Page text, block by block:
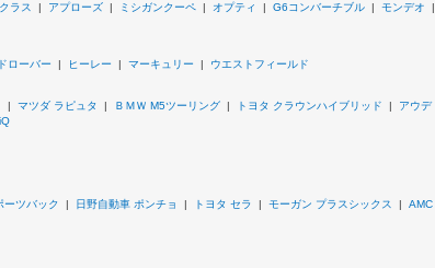
ラス | アプローズ | ミシガンクーペ | オプティ | G6コンバーチブル | モンデオ |
ローバー | ヒーレー | マーキュリー | ウエストフィールド
| マツダ ラピュタ | ＢＭＷ M5ツーリング | トヨタ クラウンハイブリッド | アウデ
ーツバック | 日野自動車 ポンチョ | トヨタ セラ | モーガン プラスシックス | AMC